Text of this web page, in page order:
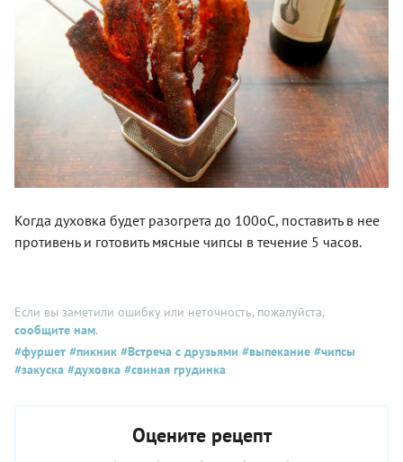
Когда духовка будет разогрета до 100оС, поставить в нее
противень и готовить мясные чипсы в течение 5 часов.
Если вы заметили ошибку или неточность, пожалуйста,
сообщите нам.
#фуршет #пикник #Встреча с друзьями #выпекание #чипсы
#закуска #духовка #свиная грудинка
Оцените рецепт